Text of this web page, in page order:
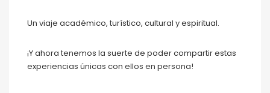
Un viaje académico, turístico, cultural y espiritual.
¡Y ahora tenemos la suerte de poder compartir estas
experiencias únicas con ellos en persona!